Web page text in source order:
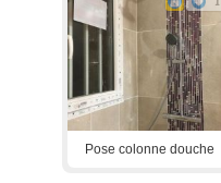
Pose colonne douche